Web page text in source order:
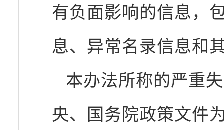
有负面影响的信息，
息、异常名录信息和
本办法所称的严重
央、国务院政策文件